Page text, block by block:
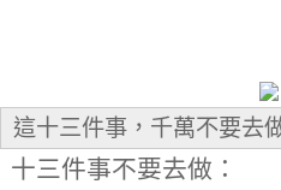
這十三件事，千萬不要去
十三件事不要去做：